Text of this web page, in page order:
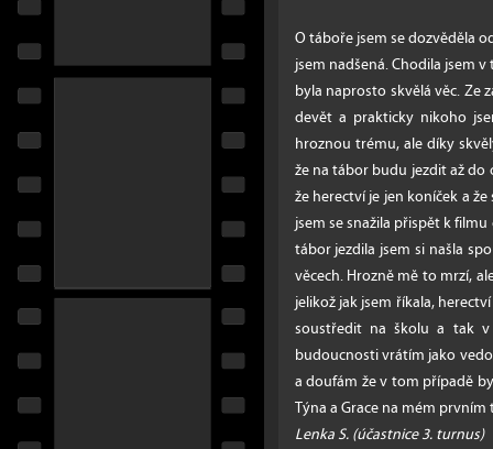
O táboře jsem se dozvěděla
jsem nadšená. Chodila jsem
byla naprosto skvělá věc. Ze
devět a prakticky nikoho
hroznou trému, ale díky
že na tábor budu jezdit až do
že herectví je jen koníček a
jsem se snažila přispět k
tábor jezdila jsem si našla
věcech. Hrozně mě to mrzí,
jelikož jak jsem říkala,
soustředit na školu a tak
budoucnosti vrátím jako
a doufám že v tom případě
Týna a Grace na mém
Lenka S. (účastnice 3. turnus)